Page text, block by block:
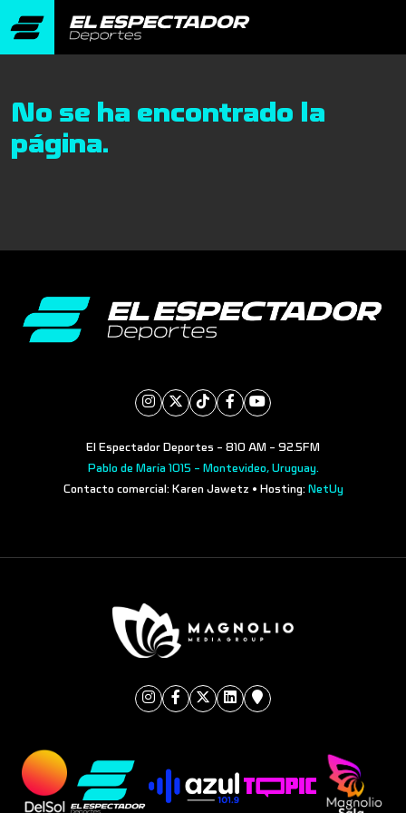
No se ha encontrado la
página.
El Espectador Deportes - 810 AM - 92.5FM
Pablo de María 1015 - Montevideo, Uruguay.
Contacto comercial: Karen Jawetz • Hosting: NetUy